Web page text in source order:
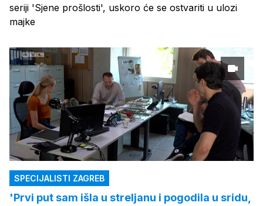
seriji 'Sjene prošlosti', uskoro će se ostvariti u ulozi
majke
SPECIJALISTI ZAGREB
'Prvi put sam išla u streljanu i pogodila u sridu,